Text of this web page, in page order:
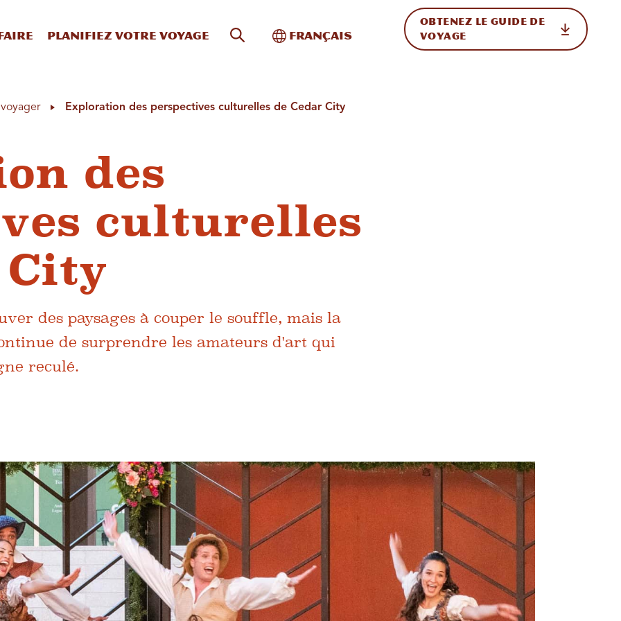
Planifiez votre voyage Recherche sur le site
Basculer vers l'international
Français
OBTENEZ LE GUIDE DE
VOYAGE
Exploration des perspectives culturelles de Cedar City
des
culturelles
City
des paysages à couper le souffle, mais la
de surprendre les amateurs d'art qui
reculé.